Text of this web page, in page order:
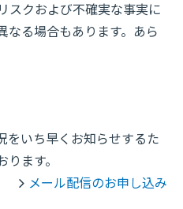
スクおよび不確実な事実に
なる場合もあります。あら
をいち早くお知らせするた
ます。
メール配信のお申し込み